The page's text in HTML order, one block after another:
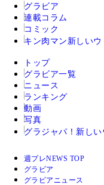
グラビア
連載コラム
コミック
キン肉マン 新しいウ
トップ
グラビア一覧
ニュース
ランキング
動画
写真
グラジャパ！ 新しい
週プレNEWS TOP
グラビア
グラビアニュース